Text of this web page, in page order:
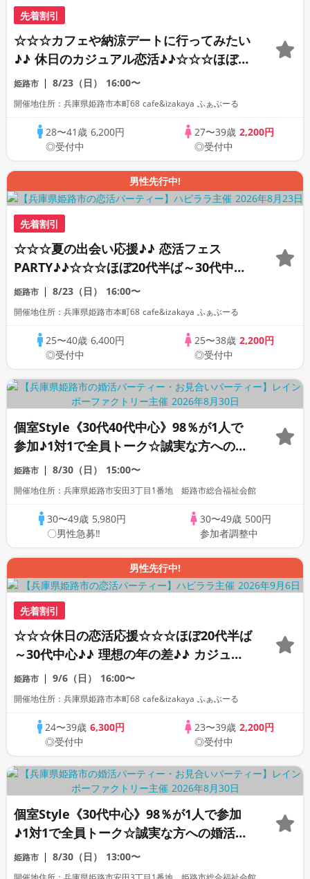
先着割引
☆☆☆カフェや納涼デートに行ってみたい
♪♪ 休日のカジュアル恋活♪♪☆☆☆ほぼ30
代中心♪♪ 気軽に楽しめる合コンパーティ
ー? お友達作りから始める楽しい出会い♪♪
姫路市 8/23（日） 16:00〜
開催地住所：兵庫県姫路市本町68 cafe&izakaya ふぁぶーる
28〜41歳 6,200円
◎受付中
27〜39歳 2,200円
◎受付中
男性先行中!
先着割引
☆☆☆夏の出会い応援♪♪ 恋活フェス
PARTY♪♪☆☆☆ほぼ20代半ば～30代中心
♪♪理想の年の差で楽しく恋活パーティー
♪♪個性いろいろ♪♪人柄いろいろ♪♪美味し
姫路市 8/23（日） 16:00〜
開催地住所：兵庫県姫路市本町68 cafe&izakaya ふぁぶーる
25〜40歳 6,400円
◎受付中
25〜38歳 2,200円
◎受付中
個室Style《30代40代中心》98％が1人で
参加♪1対1で全員トーク☆誠実な方への婚
活パーティー
姫路市 8/30（日） 15:00〜
開催地住所：兵庫県姫路市安田3丁目1番地 姫路市総合福祉会館
30〜49歳 5,980円
〇男性急募‼
30〜49歳 500円
参加者調整中
男性先行中!
先着割引
☆☆☆休日の恋活応援☆☆☆ほぼ20代半ば
～30代中心♪♪ 理想の年の差♪♪ カジュア
ルな出会いパーティー♪♪ カフェやランチ
デートに行ってみたい！ドリンク＆ライト
姫路市 9/6（日） 16:00〜
開催地住所：兵庫県姫路市本町68 cafe&izakaya ふぁぶーる
24〜39歳6,300円
◎受付中
23〜39歳 2,200円
◎受付中
個室Style《30代中心》98％が1人で参加
♪1対1で全員トーク☆誠実な方への婚活パ
ーティー
姫路市 8/30（日） 13:00〜